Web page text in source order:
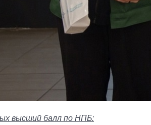
высший балл по НПБ: